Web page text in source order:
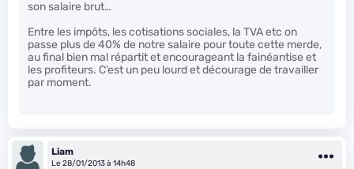
son salaire brut…
Entre les impôts, les cotisations sociales, la TVA etc on
passe plus de 40% de notre salaire pour toute cette merde,
au final bien mal répartit et encourageant la fainéantise et
les profiteurs. C’est un peu lourd et décourage de travailler
par moment.
Liam
Le 28/01/2013 à 14h48